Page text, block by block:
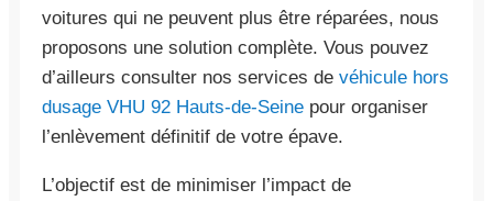
voitures qui ne peuvent plus être réparées, nous
proposons une solution complète. Vous pouvez
d’ailleurs consulter nos services de véhicule hors
dusage VHU 92 Hauts-de-Seine pour organiser
l’enlèvement définitif de votre épave.
L’objectif est de minimiser l’impact de